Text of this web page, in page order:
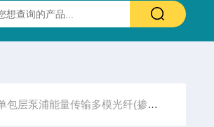
谱(透明)窗片 0.37-13.5um 25.4X3.0mm（
多模光纤(掺氟玻璃包层 纤芯直径105um 包层直径125um)